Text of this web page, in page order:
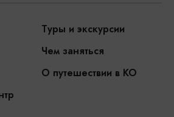
Туры и экскурсии
Чем заняться
О путешествии в КО